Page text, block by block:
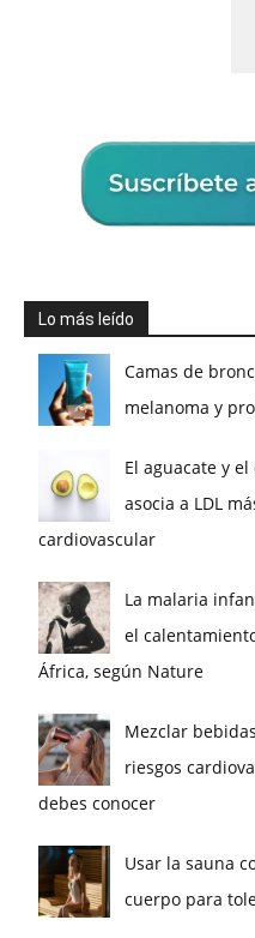
Lo más leído
Camas de
melanoma y
El aguacate y
asocia a LDL
cardiovascular
La malaria
el
África, según Nature
Mezclar
riesgos
debes conocer
Usar la sauna
cuerpo para